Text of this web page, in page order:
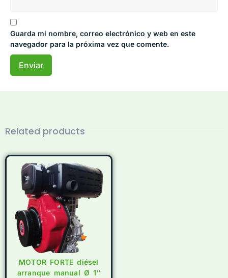
Guarda mi nombre, correo electrónico y web en este
navegador para la próxima vez que comente.
Related products
MOTOR FORTE diésel
arranque manual Ø 1″